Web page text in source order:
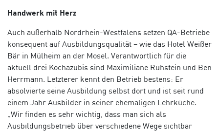
Handwerk mit Herz
Auch außerhalb Nordrhein-Westfalens setzen QA-Betriebe
konsequent auf Ausbildungsqualität – wie das Hotel Weißer
Bär in Mülheim an der Mosel. Verantwortlich für die
aktuell drei Kochazubis sind Maximiliane Ruhstein und Ben
Herrmann. Letzterer kennt den Betrieb bestens: Er
absolvierte seine Ausbildung selbst dort und ist seit rund
einem Jahr Ausbilder in seiner ehemaligen Lehrküche.
„Wir finden es sehr wichtig, dass man sich als
Ausbildungsbetrieb über verschiedene Wege sichtbar